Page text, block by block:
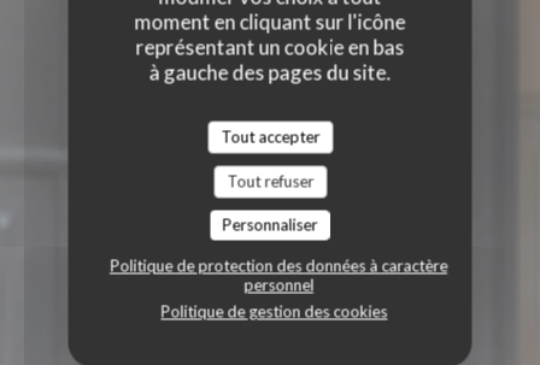
moment en cliquant sur l'icône
représentant un cookie en bas
à gauche des pages du site.
Tout accepter
Tout refuser
Personnaliser
Politique de protection des données à caractère
personnel
Politique de gestion des cookies